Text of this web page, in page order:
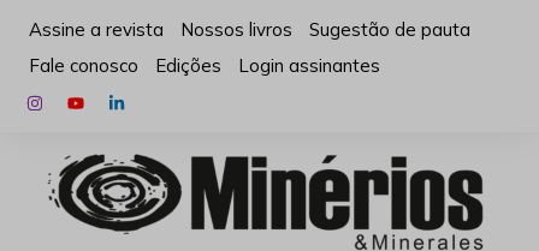
para
conteúdo
Assine a revista Nossos livros
Sugestão de pauta
Fale conosco
Edições Login assinantes